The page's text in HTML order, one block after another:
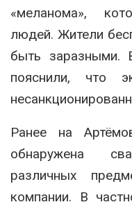
«меланома»,
людей. Жители
быть заразными.
пояснили, что
Ранее на
обнаружена
различных
компании. В